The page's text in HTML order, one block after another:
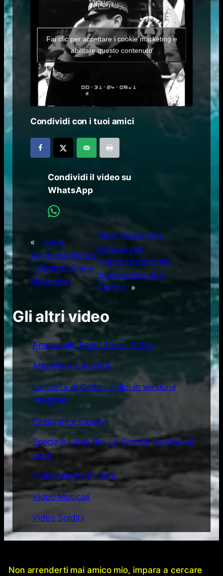
Fai clic per accettare i cookie marketing e
abilitare questo contenuto
Condividi con i tuoi amici
Condividi il video su
WhatsApp
«
Nave
Vespucci ricorda
il Maestro Ennio
Morricone
Nave Vespucci a
Genova per
l’inaugurazione del
nuovo ponte San
Giorgio
»
Gli altri video
Ammiraglio Paolo Treu – Video
Attualità e Curiosità
La scelta di Catia – Il film in versione
integrale
Paesaggi e Luoghi
Speciale Linea Blu-La Grande Guerra sul
mare
Video Marina Militare
Video Musicali
Video Soldini
Non arrenderti mai amico mio, impara a cercare